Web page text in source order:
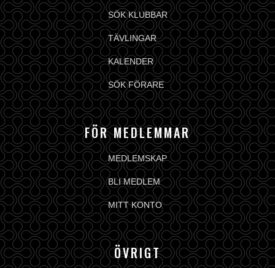
SÖK KLUBBAR
TÄVLINGAR
KALENDER
SÖK FÖRARE
FÖR MEDLEMMAR
MEDLEMSKAP
BLI MEDLEM
MITT KONTO
ÖVRIGT